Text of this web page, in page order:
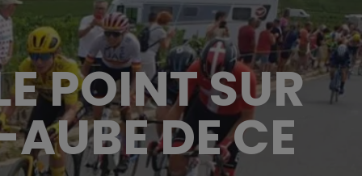
POINT SUR
DE CE